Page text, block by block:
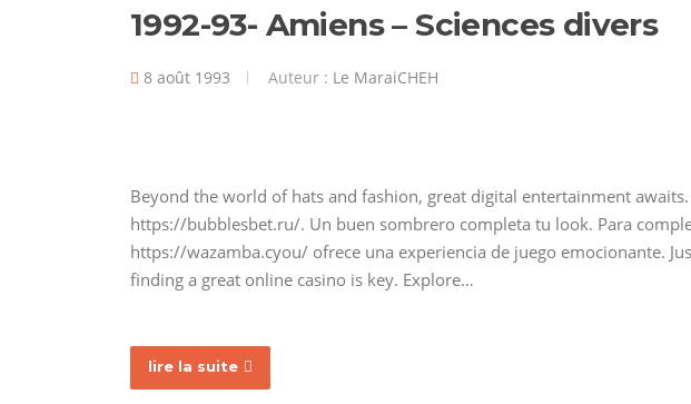
1992-93- Amiens – Sciences divers
8 août 1993 Auteur : Le MaraiCHEH
Beyond the world of hats and fashion, great digital entertainment
https://bubblesbet.ru/. Un buen sombrero completa tu look. Para
https://wazamba.cyou/ ofrece una experiencia de juego emocionante.
finding a great online casino is key. Explore…
lire la suite